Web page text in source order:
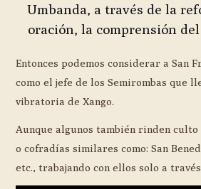
Umbanda, a través de la
oración, la comprensión
Entonces podemos considerar a San
como el jefe de los Semirombas que
vibratoria de Xango.
Aunque algunos también rinden
o cofradías similares como: San
etc., trabajando con ellos solo a